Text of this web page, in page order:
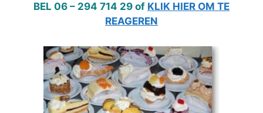
BEL 06 – 294 714 29 of KLIK HIER OM TE
REAGEREN